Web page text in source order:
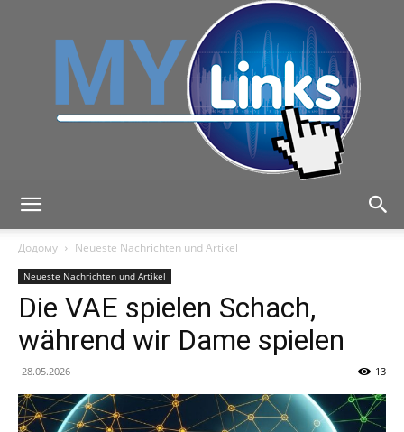
Додому
Neueste Nachrichten und Artikel
Neueste Nachrichten und Artikel
Die VAE spielen Schach,
während wir Dame spielen
28.05.2026 13